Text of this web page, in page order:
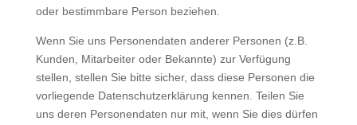
oder bestimmbare Person beziehen.
Wenn Sie uns Personendaten anderer Personen (z.B.
Kunden, Mitarbeiter oder Bekannte) zur Verfügung
stellen, stellen Sie bitte sicher, dass diese Personen die
vorliegende Datenschutzerklärung kennen. Teilen Sie
uns deren Personendaten nur mit, wenn Sie dies dürfen